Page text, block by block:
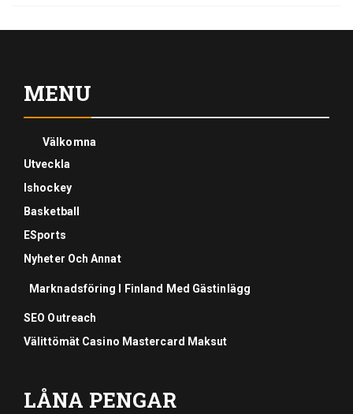
MENU
Välkomna
Utveckla
Ishockey
Basketball
ESports
Nyheter Och Annat
Marknadsföring I Finland Med Gästinlägg
SEO Outreach
Välittömät Casino Mastercard Maksut
LÅNA PENGAR